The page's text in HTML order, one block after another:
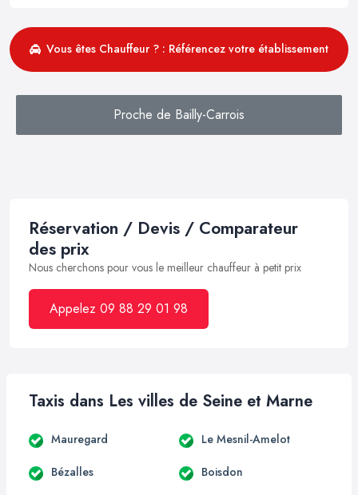
Vous êtes Chauffeur ? : Référencez votre établissement
Proche de Bailly-Carrois
Réservation / Devis / Comparateur
des prix
Nous cherchons pour vous le meilleur chauffeur à petit prix
Appelez 09 88 29 01 98
Taxis dans Les villes de Seine et Marne
Mauregard Le Mesnil-Amelot
Bézalles Boisdon